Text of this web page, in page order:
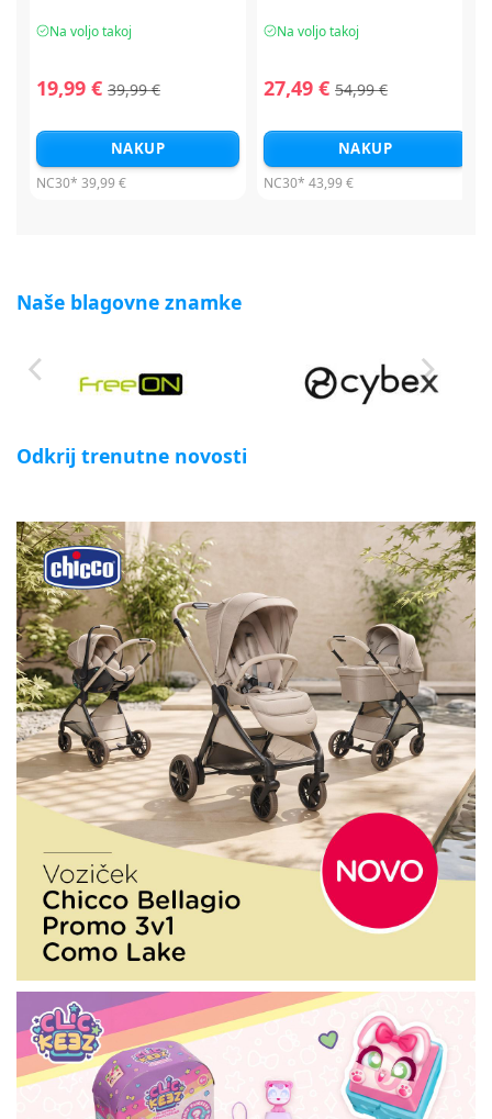
Na voljo takoj
19,99 € 39,99 €
NAKUP
NC30* 39,99 €
Na voljo takoj
27,49 € 54,99 €
NAKUP
NC30* 43,99 €
Naše blagovne znamke
Odkrij trenutne novosti